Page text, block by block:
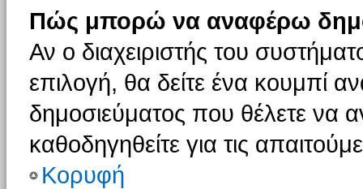
Πώς μπορώ να αναφέρω
Αν ο διαχειριστής του
επιλογή, θα δείτε ένα κουμπί
δημοσιεύματος που θέλετε να
καθοδηγηθείτε για τις
Κορυφή